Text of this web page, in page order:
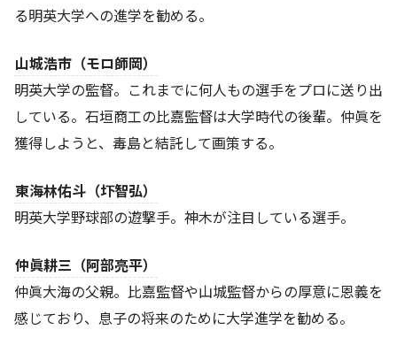
る明英大学への進学を勧める。
山城浩市（モロ師岡）
明英大学の監督。これまでに何人もの選手をプロに送り出
している。石垣商工の比嘉監督は大学時代の後輩。仲眞を
獲得しようと、毒島と結託して画策する。
東海林佑斗（圷智弘）
明英大学野球部の遊撃手。神木が注目している選手。
仲眞耕三（阿部亮平）
仲眞大海の父親。比嘉監督や山城監督からの厚意に恩義を
感じており、息子の将来のために大学進学を勧める。